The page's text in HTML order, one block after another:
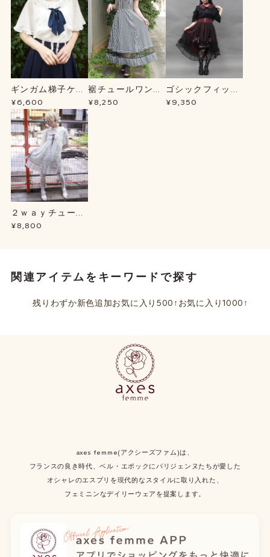
ギンガム梯子ケー
プＢＬ
¥6,600
裾チュールワンピ
ース
¥8,250
ゴシックフィッシ
ュテールＳＫ
¥9,350
２ｗａｙチュール
チュニック
¥8,800
関連アイテムをキーワードで探す
残りわずか新色追加お気に入り500↑ お気に入り1000↑
axes femme(アクシーズファム)は、
フランスの良き時代、ベル・エポックにパリジェンヌたちが愛した
オシャレのエスプリを現代的なスタイルに取り入れた、
フェミニンなデイリーウェアを提案します。